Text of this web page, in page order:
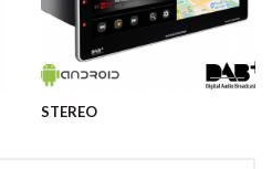
STEREO